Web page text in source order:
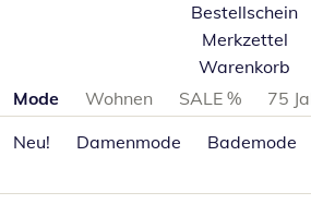
Bestellschein
Merkzettel
Warenkorb
Produktkategorien überspringen
Mode Wohnen SALE %
75
Neu!
Damenmode Bademode